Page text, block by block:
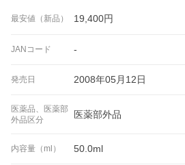
最安値（新品） 19,400円
JANコード -
発売日 2008年05月12日
医薬品、医薬部
外品区分
医薬部外品
内容量（ml） 50.0ml